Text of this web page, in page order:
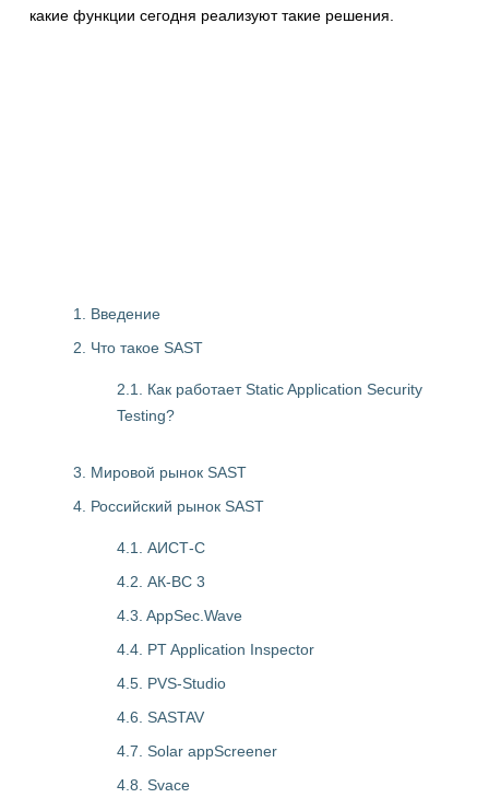
какие функции сегодня реализуют такие решения.
1. Введение
2. Что такое SAST
2.1. Как работает Static Application Security
Testing?
3. Мировой рынок SAST
4. Российский рынок SAST
4.1. АИСТ-С
4.2. АК-ВС 3
4.3. AppSec.Wave
4.4. PT Application Inspector
4.5. PVS-Studio
4.6. SASTAV
4.7. Solar appScreener
4.8. Svace